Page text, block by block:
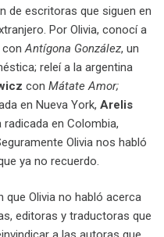
de escritoras que siguen en
Por Olivia, conocí a
conAntígona González, un
releí a la argentina
con Mátate Amor;
en Nueva York, Arelis
radicada en Colombia,
Olivia nos habló
ya no recuerdo.
Olivia no habló acerca
editoras y traductoras que